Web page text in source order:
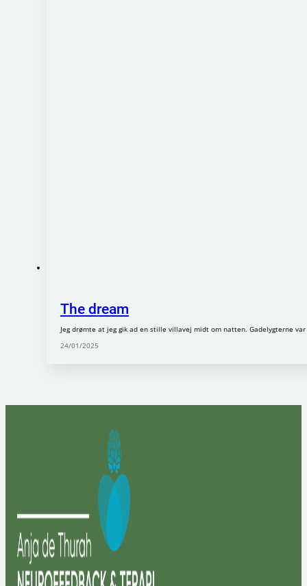
The dream
Jeg drømte at jeg gik ad en stille villavej midt om natten. Gadelygterne
24/01/2025